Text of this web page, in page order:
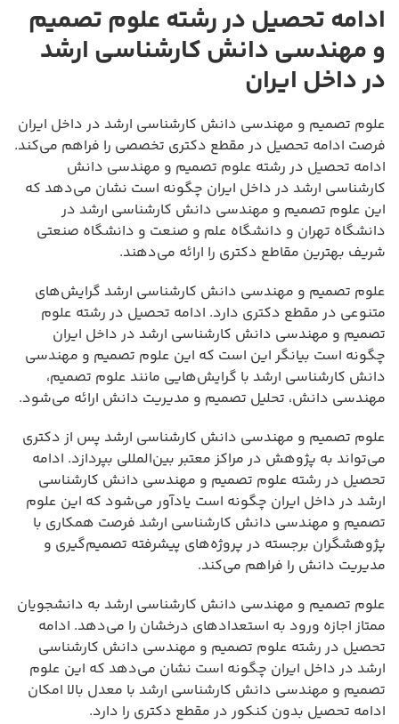
ادامه تحصیل در رشته علوم تصمیم
و مهندسی دانش کارشناسی ارشد
در داخل ایران
علوم تصمیم و مهندسی دانش کارشناسی ارشد در داخل ایران
فرصت ادامه تحصیل در مقطع دکتری تخصصی را فراهم می‌کند.
ادامه تحصیل در رشته علوم تصمیم و مهندسی دانش
کارشناسی ارشد در داخل ایران چگونه است نشان می‌دهد که
این علوم تصمیم و مهندسی دانش کارشناسی ارشد در
دانشگاه تهران و دانشگاه علم و صنعت و دانشگاه صنعتی
شریف بهترین مقاطع دکتری را ارائه می‌دهند.
علوم تصمیم و مهندسی دانش کارشناسی ارشد گرایش‌های
متنوعی در مقطع دکتری دارد. ادامه تحصیل در رشته علوم
تصمیم و مهندسی دانش کارشناسی ارشد در داخل ایران
چگونه است بیانگر این است که این علوم تصمیم و مهندسی
دانش کارشناسی ارشد با گرایش‌هایی مانند علوم تصمیم،
مهندسی دانش، تحلیل تصمیم و مدیریت دانش ارائه می‌شود.
علوم تصمیم و مهندسی دانش کارشناسی ارشد پس از دکتری
می‌تواند به پژوهش در مراکز معتبر بین‌المللی بپردازد. ادامه
تحصیل در رشته علوم تصمیم و مهندسی دانش کارشناسی
ارشد در داخل ایران چگونه است یادآور می‌شود که این علوم
تصمیم و مهندسی دانش کارشناسی ارشد فرصت همکاری با
پژوهشگران برجسته در پروژه‌های پیشرفته تصمیم‌گیری و
مدیریت دانش را فراهم می‌کند.
علوم تصمیم و مهندسی دانش کارشناسی ارشد به دانشجویان
ممتاز اجازه ورود به استعدادهای درخشان را می‌دهد. ادامه
تحصیل در رشته علوم تصمیم و مهندسی دانش کارشناسی
ارشد در داخل ایران چگونه است نشان می‌دهد که این علوم
تصمیم و مهندسی دانش کارشناسی ارشد با معدل بالا امکان
ادامه تحصیل بدون کنکور در مقطع دکتری را دارد.